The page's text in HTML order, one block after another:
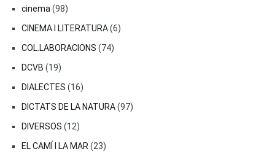
cinema (98)
CINEMA I LITERATURA(6)
COL.LABORACIONS (74)
DCVB (19)
DIALECTES (16)
DICTATS DE LA NATURA(97)
DIVERSOS (12)
EL CAMÍ I LA MAR (23)